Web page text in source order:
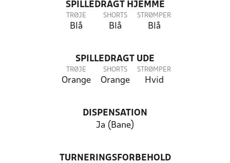
SPILLEDRAGT HJEMME
TRØJE
Blå
SHORTS
Blå
STRØMPER
Blå
SPILLEDRAGT UDE
TRØJE
Orange
SHORTS
Orange
STRØMPER
Hvid
DISPENSATION
Ja (Bane)
TURNERINGSFORBEHOLD